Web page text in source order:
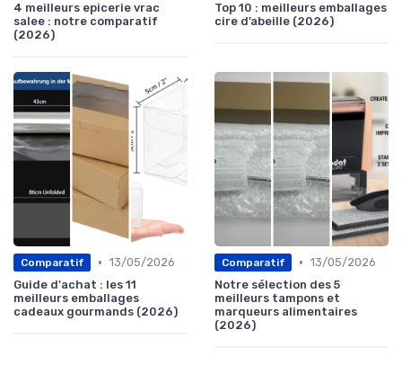
4 meilleurs epicerie vrac
salee : notre comparatif
(2026)
Top 10 : meilleurs emballages
cire d’abeille (2026)
Comparatif • 13/05/2026
Guide d'achat : les 11
meilleurs emballages
cadeaux gourmands (2026)
Comparatif • 13/05/2026
Notre sélection des 5
meilleurs tampons et
marqueurs alimentaires
(2026)